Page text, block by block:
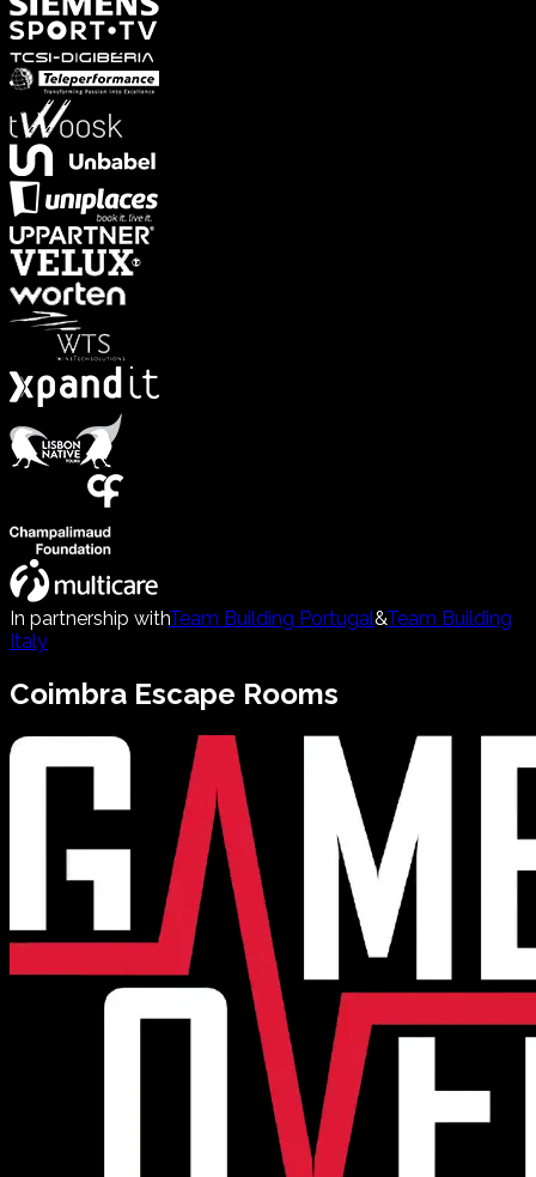
In partnership withTeam Building Portugal&Team Building
Italy
Coimbra Escape Rooms